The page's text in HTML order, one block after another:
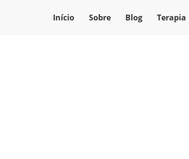
Início Sobre Blog Terapia